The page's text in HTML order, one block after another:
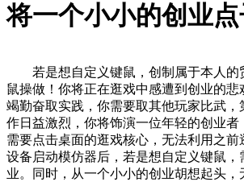
将一个小小的创业
若是想自定义键鼠，创制属于本人的
鼠操做！你将正在逛戏中感遭到创业的
竭勤奋取实践，你需要取其他玩家比武
作日益激烈，你将饰演一位年轻的创业
需要点击桌面的逛戏核心，无法利用之
设备启动模仿器后，若是想自定义键鼠
业。同时，从一个小小的创业胡想起头